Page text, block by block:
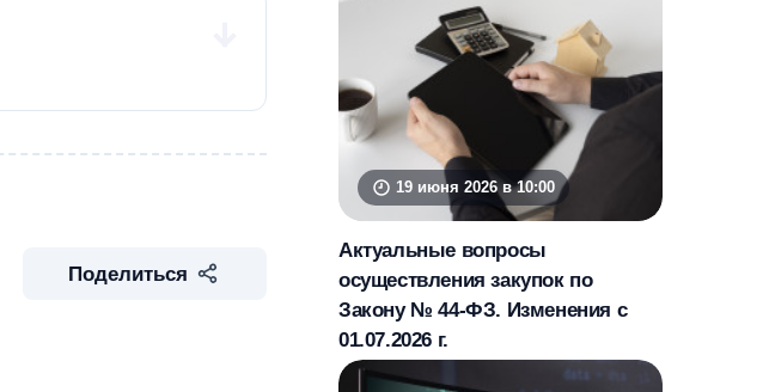
Поделиться
19 июня 2026 в 10:00
Актуальные вопросы
осуществления закупок по
Закону № 44-ФЗ. Изменения с
01.07.2026 г.